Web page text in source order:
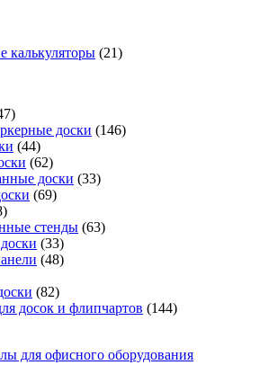
калькуляторы (21)
доски (146)
(44)
(62)
доски (33)
(69)
стенды (63)
(33)
(48)
(82)
досок и флипчартов (144)
для офисного оборудования